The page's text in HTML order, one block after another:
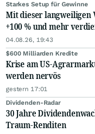
Starkes Setup für Gewinne
Mit dieser langweiligen
+100 % und mehr
04.08.26, 19:43
$600 Milliarden Kredite
Krise am US-
werden nervös
gestern 17:01
Dividenden-Radar
30 Jahre
Traum-Renditen